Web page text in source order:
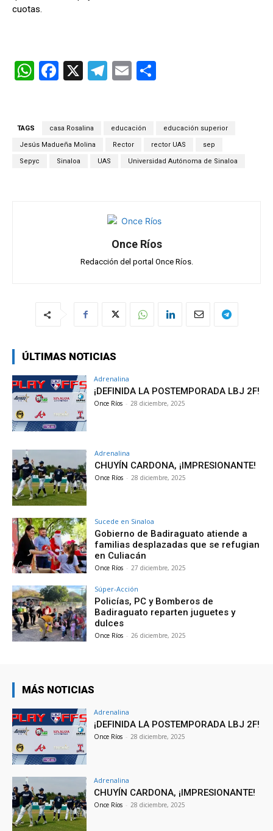
cuotas.
W
A
p
F
b
o
o
X
T
gr
a
m
E
p
ar
tir
TAGS casa Rosalina educación educación superior
Jesús Madueña Molina Rector rector UAS sep
Sepyc Sinaloa UAS Universidad Autónoma de Sinaloa
Once Ríos
Redacción del portal Once Ríos.
ÚLTIMAS NOTICIAS
Adrenalina
¡DEFINIDA LA POSTEMPORADA LBJ 2F!
Once Ríos - 28 diciembre, 2025
Adrenalina
CHUYÍN CARDONA, ¡IMPRESIONANTE!
Once Ríos - 28 diciembre, 2025
Sucede en Sinaloa
Gobierno de Badiraguato atiende a
familias desplazadas que se refugian
en Culiacán
Once Ríos - 27 diciembre, 2025
Súper-Acción
Policías, PC y Bomberos de
Badiraguato reparten juguetes y
dulces
Once Ríos - 26 diciembre, 2025
MÁS NOTICIAS
Adrenalina
¡DEFINIDA LA POSTEMPORADA LBJ 2F!
Once Ríos - 28 diciembre, 2025
Adrenalina
CHUYÍN CARDONA, ¡IMPRESIONANTE!
Once Ríos - 28 diciembre, 2025